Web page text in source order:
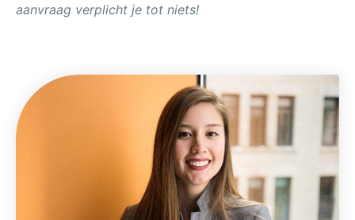
aanvraag verplicht je tot niets!